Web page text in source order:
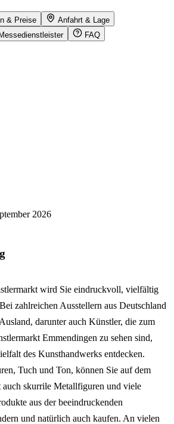
& Preise
Anfahrt & Lage
Messedienstleister
FAQ
2026
wird Sie eindruckvoll, vielfältig
zahlreichen Ausstellern aus Deutschland
darunter auch Künstler, die zum
Emmendingen zu sehen sind,
des Kunsthandwerks entdecken.
Tuch und Ton, können Sie auf dem
skurrile Metallfiguren und viele
aus der beeindruckenden
und natürlich auch kaufen. An vielen